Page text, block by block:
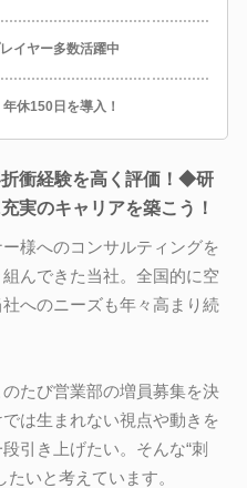
イヤー多数活躍中
休150日を導入！
衝経験を高く評価！◆研
実のキャリアを築こう！
様へのコンサルティングを
んできた当社。全国的に空
へのニーズも年々高まり続
たび営業部の増員募集を決
は生まれない視点や動きを
引き上げたい。そんな“刺
いと考えています。